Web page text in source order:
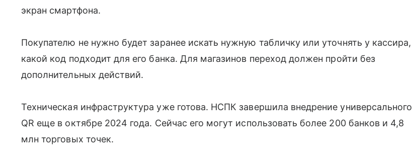
экран смартфона.
Покупателю не нужно будет заранее искать нужную табличку или уточнять у кассира,
какой код подходит для его банка. Для магазинов переход должен пройти без
дополнительных действий.
Техническая инфраструктура уже готова. НСПК завершила внедрение универсального
QR еще в октябре 2024 года. Сейчас его могут использовать более 200 банков и 4,8
млн торговых точек.